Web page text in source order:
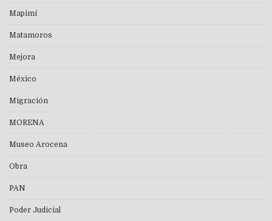
Mapimí
Matamoros
Mejora
México
Migración
MORENA
Museo Arocena
Obra
PAN
Poder Judicial